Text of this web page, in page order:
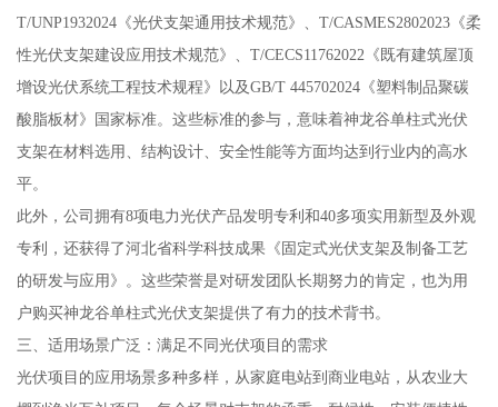
T/UNP1932024《光伏支架通用技术规范》、T/CASMES2802023《柔
性光伏支架建设应用技术规范》、T/CECS11762022《既有建筑屋顶
增设光伏系统工程技术规程》以及GB/T 445702024《塑料制品聚碳
酸脂板材》国家标准。这些标准的参与，意味着神龙谷单柱式光伏
支架在材料选用、结构设计、安全性能等方面均达到行业内的高水
平。
此外，公司拥有8项电力光伏产品发明专利和40多项实用新型及外观
专利，还获得了河北省科学科技成果《固定式光伏支架及制备工艺
的研发与应用》。这些荣誉是对研发团队长期努力的肯定，也为用
户购买神龙谷单柱式光伏支架提供了有力的技术背书。
三、适用场景广泛：满足不同光伏项目的需求
光伏项目的应用场景多种多样，从家庭电站到商业电站，从农业大